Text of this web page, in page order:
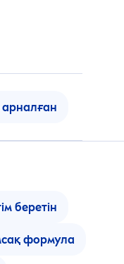
арналған
беретін
формула